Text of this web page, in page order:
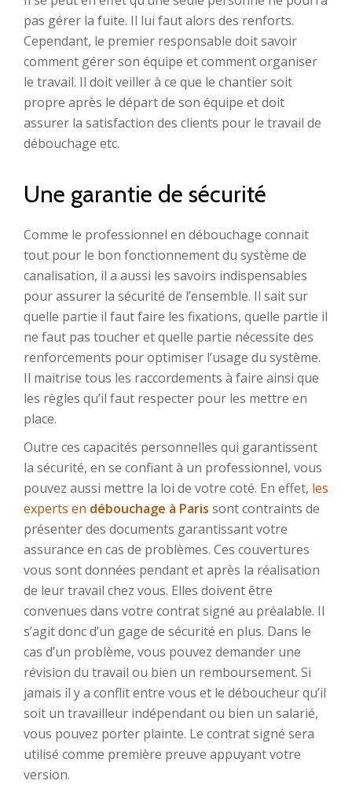
pas gérer la fuite. Il lui faut alors des renforts.
Cependant, le premier responsable doit savoir
comment gérer son équipe et comment organiser
le travail. Il doit veiller à ce que le chantier soit
propre après le départ de son équipe et doit
assurer la satisfaction des clients pour le travail de
débouchage etc.
Une garantie de sécurité
Comme le professionnel en débouchage connait
tout pour le bon fonctionnement du système de
canalisation, il a aussi les savoirs indispensables
pour assurer la sécurité de l’ensemble. Il sait sur
quelle partie il faut faire les fixations, quelle partie il
ne faut pas toucher et quelle partie nécessite des
renforcements pour optimiser l’usage du système.
Il maitrise tous les raccordements à faire ainsi que
les règles qu’il faut respecter pour les mettre en
place.
Outre ces capacités personnelles qui garantissent
la sécurité, en se confiant à un professionnel, vous
pouvez aussi mettre la loi de votre coté. En effet, les
experts en débouchage à Paris sont contraints de
présenter des documents garantissant votre
assurance en cas de problèmes. Ces couvertures
vous sont données pendant et après la réalisation
de leur travail chez vous. Elles doivent être
convenues dans votre contrat signé au préalable. Il
s’agit donc d’un gage de sécurité en plus. Dans le
cas d’un problème, vous pouvez demander une
révision du travail ou bien un remboursement. Si
jamais il y a conflit entre vous et le déboucheur qu’il
soit un travailleur indépendant ou bien un salarié,
vous pouvez porter plainte. Le contrat signé sera
utilisé comme première preuve appuyant votre
version.